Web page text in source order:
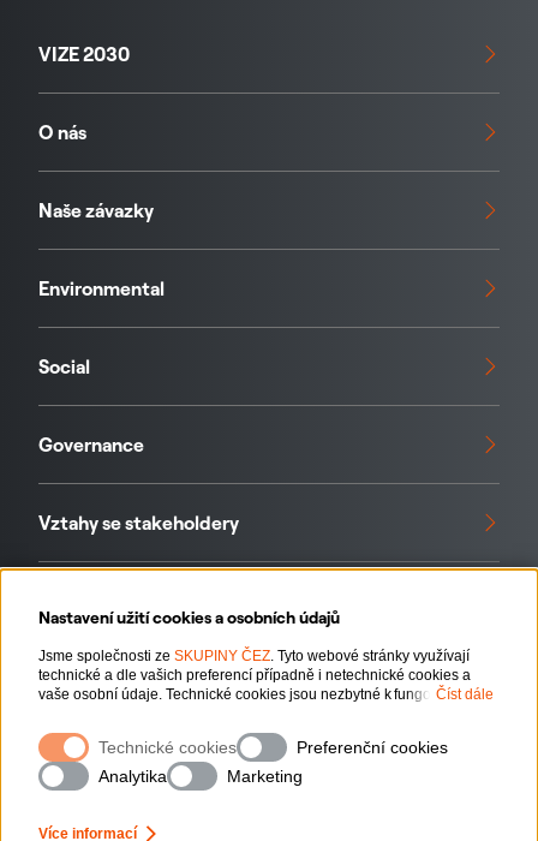
Nastavení užití cookies a osobních údajů
Jsme společnosti ze SKUPINY ČEZ. Tyto webové stránky využívají
technické a dle vašich preferencí případně i netechnické cookies a
vaše osobní údaje. Technické cookies jsou nezbytné k fungování
webové stránky vašim preferencím, k personalizaci reklam a analytice.
Pro sběr a zpracování netechnických cookies a vašich osobních údajů
nám můžete udělit souhlas. Bližší informace o vašich právech,
zpracování osobních údajů, včetně možnosti odvolání udělených
Číst dále
Technické cookies
Preferenční cookies
Analytika
Marketing
Více informací
VIZE 2030
O nás
Naše závazky
Environmental
Social
Governance
Vztahy se stakeholdery
Naše data